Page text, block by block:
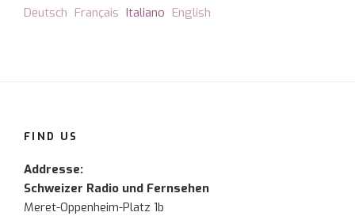
Deutsch Français Italiano English
FIND US
Addresse:
Schweizer Radio und Fernsehen
Meret-Oppenheim-Platz 1b